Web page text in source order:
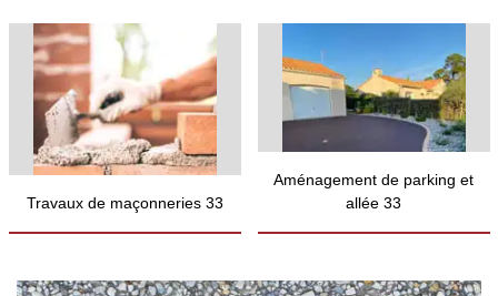
Travaux de maçonneries 33
Aménagement de parking et
allée 33